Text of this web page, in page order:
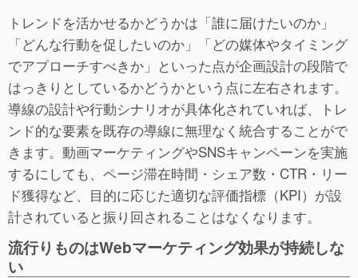
トレンドを活かせるかどうかは「誰に届けたいのか」
「どんな行動を促したいのか」「どの媒体やタイミング
でアプローチすべきか」といった点が企画設計の段階で
はっきりとしているかどうかという点に左右されます。
導線の設計や行動シナリオが具体化されていれば、トレ
ンド的な要素を既存の導線に無理なく統合することがで
きます。動画マーケティングやSNSキャンペーンを実施
するにしても、ページ滞在時間・シェア数・CTR・リー
ド獲得など、目的に応じた適切な評価指標（KPI）が設
計されていると振り回されることはなくなります。
流行りものはWebマーケティング効果が持続しな
い